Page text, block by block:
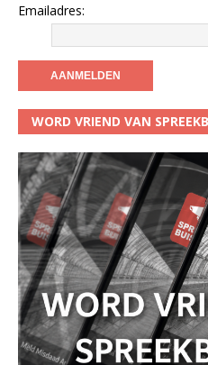
Emailadres:
WORD VRIEND VAN